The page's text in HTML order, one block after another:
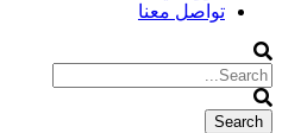
تواصل معنا